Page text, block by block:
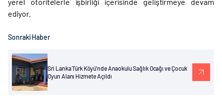
ediyor.
Sonraki Haber
Sri Lanka Türk Köyü’nde Anaokulu Sağlık Ocağı ve Çocuk
Oyun Alanı Hizmete Açıldı